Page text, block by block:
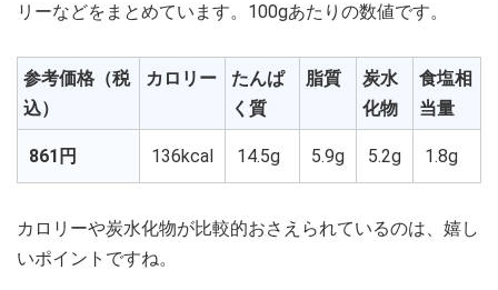
リーなどをまとめています。100gあたりの数値です。
参考価格（税
込）
カロリー
たんぱ
く質
脂質
炭水
化物
食塩相
当量
861円 136kcal 14.5g 5.9g 5.2g 1.8g
カロリーや炭水化物が比較的おさえられているのは、嬉し
いポイントですね。